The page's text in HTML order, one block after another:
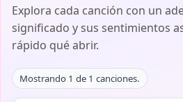
Explora cada canción con un
significado y sus sentimientos
rápido qué abrir.
Mostrando 1 de 1 canciones.